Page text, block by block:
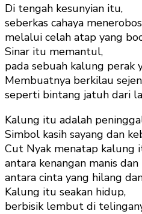
Di tengah kesunyian itu,
seberkas cahaya
melalui celah atap yang
Sinar itu memantul,
pada sebuah kalung
Membuatnya berkilau
seperti bintang jatuh dari
Kalung itu adalah
Simbol kasih sayang dan
Cut Nyak menatap kalung
antara kenangan manis
antara cinta yang hilang
Kalung itu seakan hidup,
berbisik lembut di